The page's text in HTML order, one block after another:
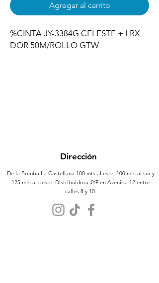
Agregar al carrito
%CINTA JY-3384G CELESTE + LRX
DOR 50M/ROLLO GTW
Dirección
De la Bomba La Castellana 100 mts al este, 100 mts al sur y
125 mts al oeste. Distribuidora JYF en Avenida 12 entre
calles 8 y 10.